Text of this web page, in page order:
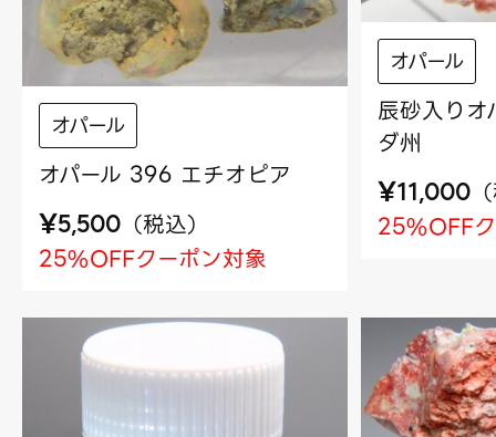
オパール
オパール 396 エチオピア
¥5,500 （税込）
25%OFFクーポン対象
オパール
辰砂入り
ダ州
¥11,000 （
25%OFF